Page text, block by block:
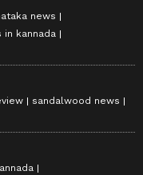
news
in kannada
sandalwood news